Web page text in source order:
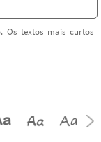
Os textos mais curtos